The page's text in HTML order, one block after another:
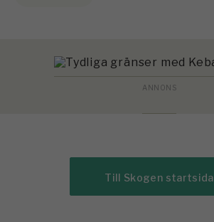
Till Skogen startsida